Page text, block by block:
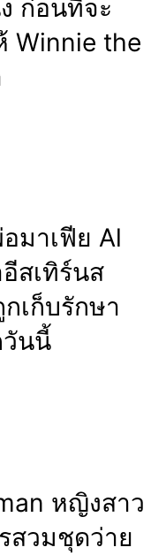
ก่อนที่จะ
Winnie the
มาเฟีย Al
สเทิร์นส
เก็บรักษา
วันนี้
หญิงสาว
สวมชุดว่าย